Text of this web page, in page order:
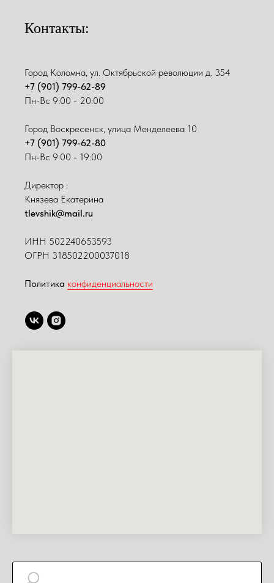
Контакты:
Город Коломна, ул. Октябрьской революции д. 354
+7 (901) 799-62-89
Пн-Вс 9:00 - 20:00
Город Воскресенск, улица Менделеева 10
+7 (901) 799-62-80
Пн-Вс 9:00 - 19:00
Директор :
Князева Екатерина
tlevshik@mail.ru
ИНН 502240653593
ОГРН 318502200037018
Политика конфиденциальности